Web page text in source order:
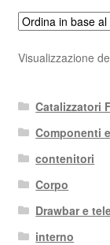
Visualizzazione
Catalizzatori
Componenti
contenitori
Corpo
Drawbar e
interno